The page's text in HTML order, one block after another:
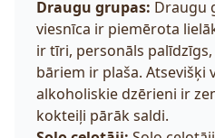
Draugu grupas: Draugu
viesnīca ir piemērota
ir tīri, personāls
bāriem ir plaša. Atsevišķi
alkoholiskie dzērieni ir
kokteiļi pārāk saldi.